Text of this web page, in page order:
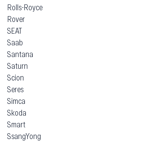
Rolls-Royce
Rover
SEAT
Saab
Santana
Saturn
Scion
Seres
Simca
Skoda
Smart
SsangYong